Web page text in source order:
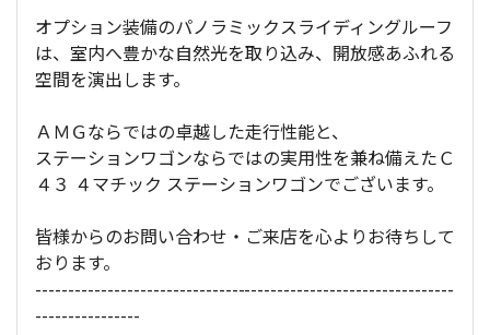
オプション装備のパノラミックスライディングルーフ
は、室内へ豊かな自然光を取り込み、開放感あふれる
空間を演出します。
ＡＭＧならではの卓越した走行性能と、
ステーションワゴンならではの実用性を兼ね備えたＣ
４３ ４マチック ステーションワゴンでございます。
皆様からのお問い合わせ・ご来店を心よりお待ちして
おります。
----------------------------------------------------------------
----------------